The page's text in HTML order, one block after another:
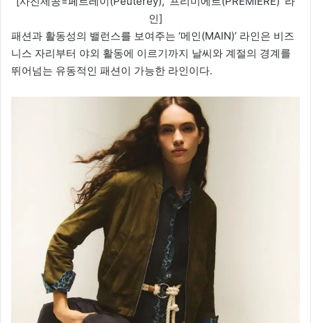
인]
패션과 활동성의 밸런스를 보여주는 ‘메인(MAIN)’ 라인은 비즈
니스 자리부터 야외 활동에 이르기까지 날씨와 계절의 경계를
뛰어넘는 유동적인 패션이 가능한 라인이다.